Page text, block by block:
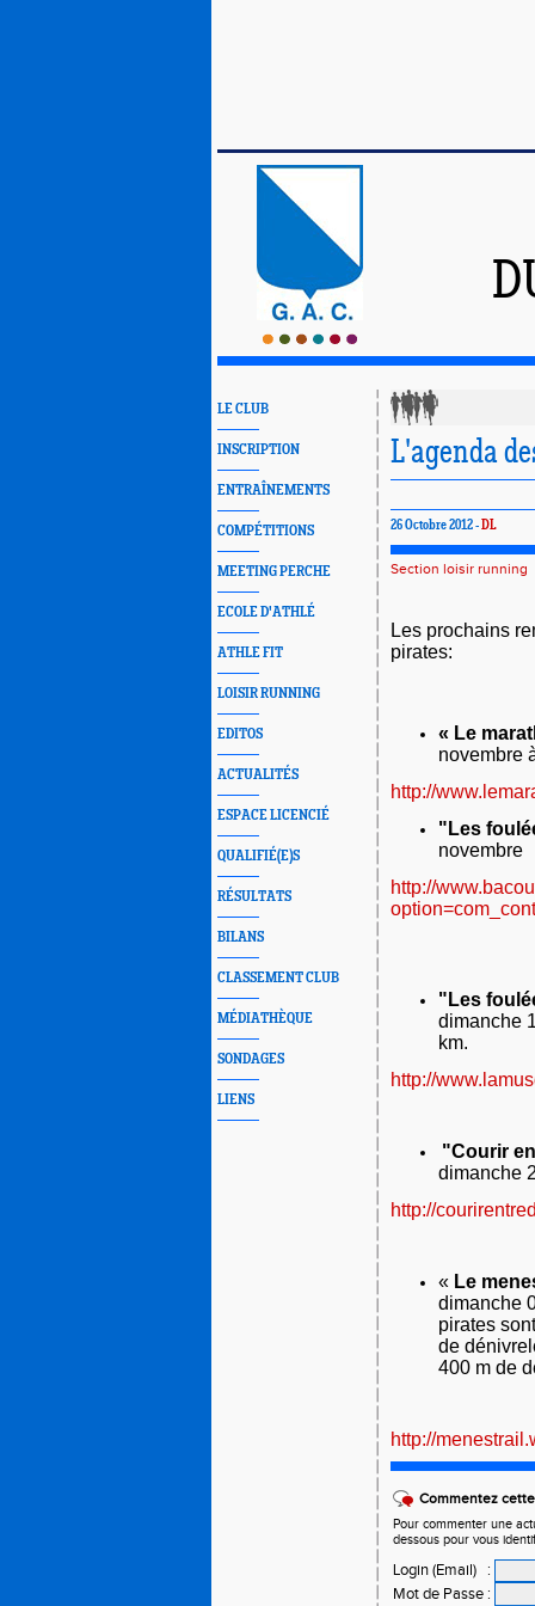
LE CLUB
INSCRIPTION
ENTRAÎNEMENTS
COMPÉTITIONS
MEETING PERCHE
ECOLE D'ATHLÉ
ATHLE FIT
LOISIR RUNNING
EDITOS
ACTUALITÉS
ESPACE LICENCIÉ
QUALIFIÉ(E)S
RÉSULTATS
BILANS
CLASSEMENT CLUB
MÉDIATHÈQUE
SONDAGES
LIENS
L'agenda
26 Octobre 2012 -DL
Section loisir running
Les prochains
pirates:
« Le
novembre
http://
"Les
novembre
http://
"Les
dimanche
km.
http://
"Courir
dimanche
http://
« Le
dimanche
pirates
de
400 m de
http://
Commentez
Pour commenter une
dessous pour vous
Login (Email)
:
Mot de Passe :